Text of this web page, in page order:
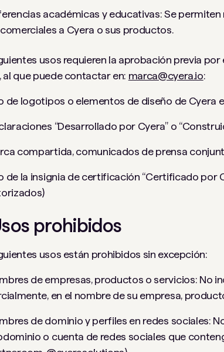
académicas y educativas: Se
a Cyera o sus productos.
usos requieren la aprobación previa
al que puede contactar en: marca@cyera.io:
de logotipos o elementos de diseño de Cyera
“Desarrollado por Cyera” o
compartida, comunicados de prensa
de la insignia de certificación “Certificado por
prohibidos
usos están prohibidos sin excepción:
de empresas, productos o servicios: No
en el nombre de su empresa,
de dominio y perfiles en redes sociales:
o cuenta de redes sociales que